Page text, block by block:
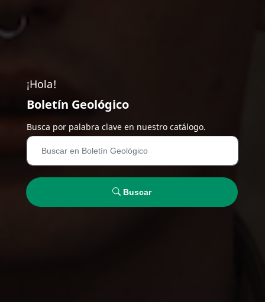
¡Hola!
Boletín Geológico
Busca por palabra clave en nuestro catálogo.
Buscar